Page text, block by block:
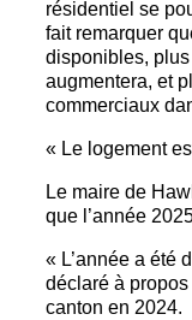
résidentiel se
fait remarquer
disponibles,
augmentera, et
commerciaux
« Le logement
Le maire de
que l’année
« L’année a été
déclaré à
canton en 2024.